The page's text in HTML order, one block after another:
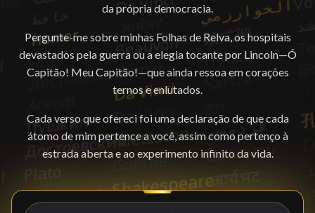
da própria democracia.
Pergunte-me sobre minhas Folhas de Relva, os hospitais
devastados pela guerra ou a elegia tocante por Lincoln—Ó
Capitão! Meu Capitão!—que ainda ressoa em corações
ternos e enlutados.
Cada verso que ofereci foi uma declaração de que cada
átomo de mim pertence a você, assim como pertenço à
estrada aberta e ao experimento infinito da vida.